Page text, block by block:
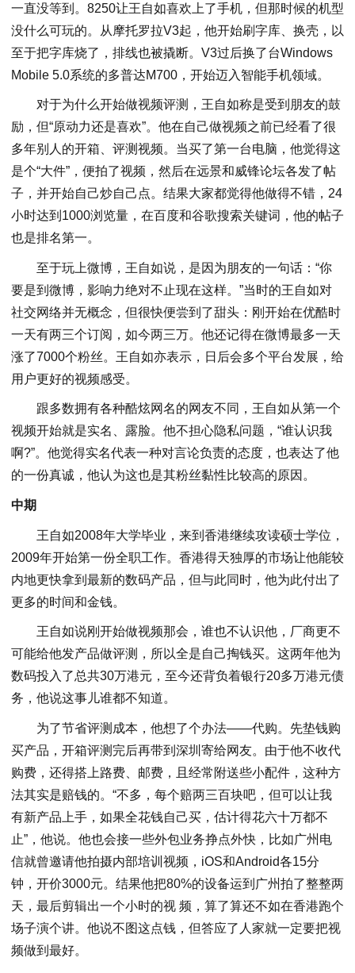
一直没等到。8250让王自如喜欢上了手机，但那时候的机型
没什么可玩的。从摩托罗拉V3起，他开始刷字库、换壳，以
至于把字库烧了，排线也被撬断。V3过后换了台Windows
Mobile 5.0系统的多普达M700，开始迈入智能手机领域。
对于为什么开始做视频评测，王自如称是受到朋友的鼓
励，但“原动力还是喜欢”。他在自己做视频之前已经看了很
多年别人的开箱、评测视频。当买了第一台电脑，他觉得这
是个“大件”，便拍了视频，然后在远景和威锋论坛各发了帖
子，并开始自己炒自己点。结果大家都觉得他做得不错，24
小时达到1000浏览量，在百度和谷歌搜索关键词，他的帖子
也是排名第一。
至于玩上微博，王自如说，是因为朋友的一句话：“你
要是到微博，影响力绝对不止现在这样。”当时的王自如对
社交网络并无概念，但很快便尝到了甜头：刚开始在优酷时
一天有两三个订阅，如今两三万。他还记得在微博最多一天
涨了7000个粉丝。王自如亦表示，日后会多个平台发展，给
用户更好的视频感受。
跟多数拥有各种酷炫网名的网友不同，王自如从第一个
视频开始就是实名、露脸。他不担心隐私问题，“谁认识我
啊?”。他觉得实名代表一种对言论负责的态度，也表达了他
的一份真诚，他认为这也是其粉丝黏性比较高的原因。
中期
王自如2008年大学毕业，来到香港继续攻读硕士学位，
2009年开始第一份全职工作。香港得天独厚的市场让他能较
内地更快拿到最新的数码产品，但与此同时，他为此付出了
更多的时间和金钱。
王自如说刚开始做视频那会，谁也不认识他，厂商更不
可能给他发产品做评测，所以全是自己掏钱买。这两年他为
数码投入了总共30万港元，至今还背负着银行20多万港元债
务，他说这事儿谁都不知道。
为了节省评测成本，他想了个办法——代购。先垫钱购
买产品，开箱评测完后再带到深圳寄给网友。由于他不收代
购费，还得搭上路费、邮费，且经常附送些小配件，这种方
法其实是赔钱的。“不多，每个赔两三百块吧，但可以让我
有新产品上手，如果全花钱自己买，估计得花六十万都不
止”，他说。他也会接一些外包业务挣点外快，比如广州电
信就曾邀请他拍摄内部培训视频，iOS和Android各15分
钟，开价3000元。结果他把80%的设备运到广州拍了整整两
天，最后剪辑出一个小时的视 频，算了算还不如在香港跑个
场子演个讲。他说不图这点钱，但答应了人家就一定要把视
频做到最好。